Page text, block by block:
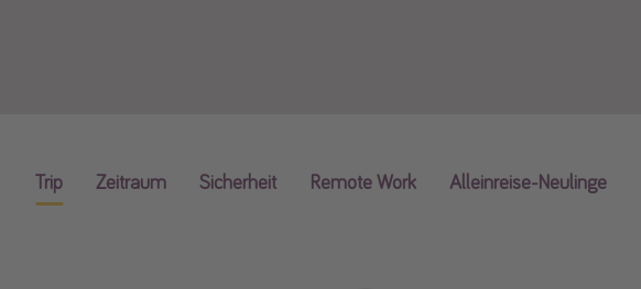
Trip Zeitraum Sicherheit Remote Work Alleinreise-Neulinge